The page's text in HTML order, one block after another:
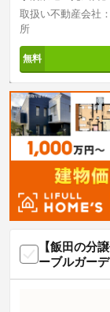
取扱い不動産会社
所
【飯田の分
ーブルガー